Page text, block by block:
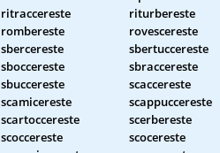
ritraccereste
riturbereste
rombereste
rovescereste
sbercereste
sbertuccereste
sboccereste
sbraccereste
sbuccereste
scaccereste
scamicereste
scappuccereste
scartoccereste
scerbereste
scoccereste
scocereste